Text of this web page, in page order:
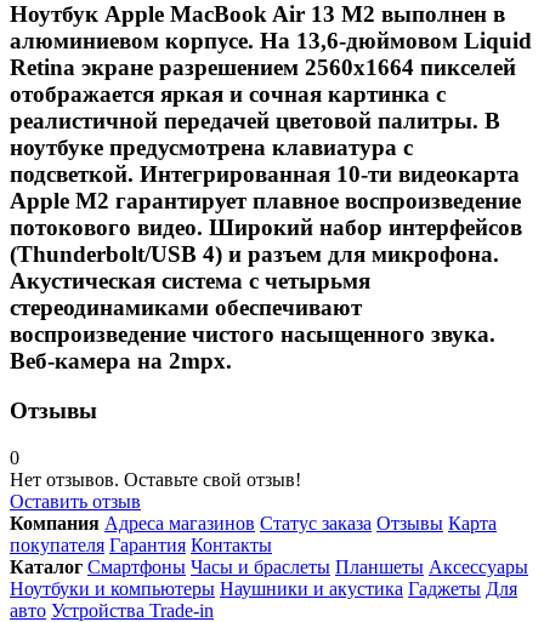
Ноутбук Apple MacBook Air 13 M2 выполнен в
алюминиевом корпусе. На 13,6-дюймовом Liquid
Retina экране разрешением 2560х1664 пикселей
отображается яркая и сочная картинка с
реалистичной передачей цветовой палитры. В
ноутбуке предусмотрена клавиатура с
подсветкой. Интегрированная 10-ти видеокарта
Apple M2 гарантирует плавное воспроизведение
потокового видео. Широкий набор интерфейсов
(Thunderbolt/USB 4) и разъем для микрофона.
Акустическая система с четырьмя
стереодинамиками обеспечивают
воспроизведение чистого насыщенного звука.
Веб-камера на 2mpx.
Отзывы
0
Нет отзывов. Оставьте свой отзыв!
Оставить отзыв
Компания Адреса магазинов Статус заказа Отзывы Карта
покупателя Гарантия Контакты
Каталог Смартфоны Часы и браслеты Планшеты Аксессуары
Ноутбуки и компьютеры Наушники и акустика Гаджеты Для
авто Устройства Trade-in